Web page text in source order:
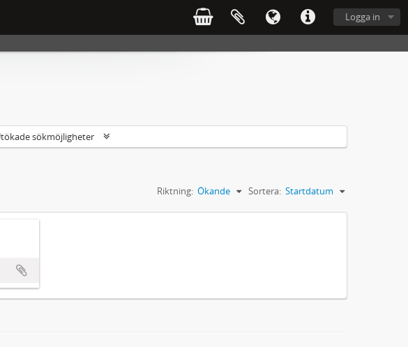
Logga in
sökmöjligheter
Sortera: Startdatum
Riktning: Ökande